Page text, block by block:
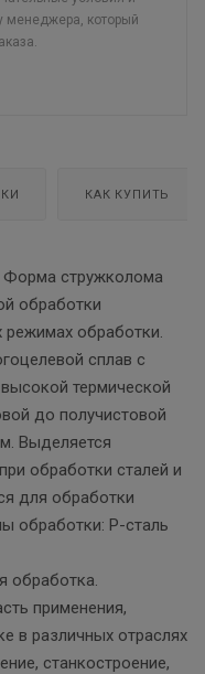
менеджера, который
КАК КУПИТЬ
Форма стружколома
обработки
обработки.
сплав с
термической
до получистовой
Выделяется
обработки сталей и
для обработки
обработки: P-сталь
обработка.
применения,
в различных отраслях
станкостроение,